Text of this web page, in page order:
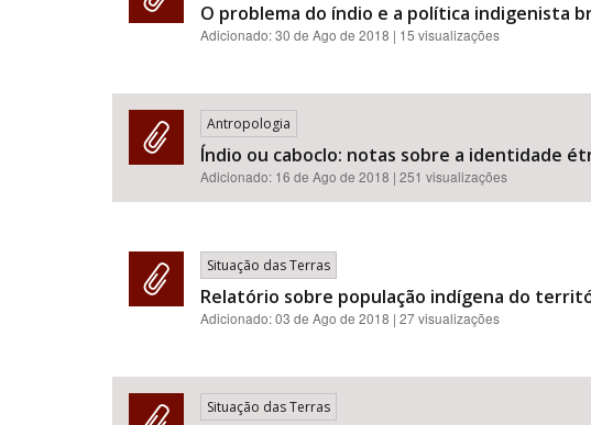
O problema do índio e a política indigenista
Adicionado:30 de Ago de 2018 | 15 visualizações
Antropologia
Índio ou caboclo: notas sobre a identidade
Adicionado: 16 de Ago de 2018 | 251 visualizações
Situação das Terras
Relatório sobre população indígena do
Adicionado:03 de Ago de 2018 | 27 visualizações
Situação das Terras